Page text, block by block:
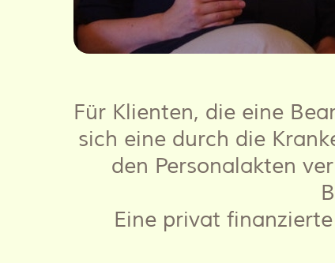
Für Klienten, die eine
sich eine durch die
den Personalakten
Eine privat